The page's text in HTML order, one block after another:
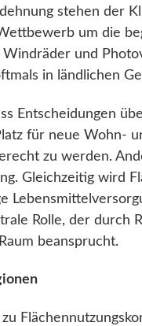
stehen der
um die
und
in ländlichen
Entscheidungen
für neue Wohn-
zu werden.
Gleichzeitig wird
Rolle, der durch
beansprucht.